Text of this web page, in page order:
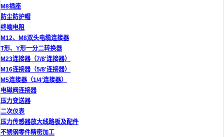
M8插座
防尘防护帽
终端电阻
M12、M8双头电缆连接器
T形、Y形一分二转换器
M23连接器（7/8'连接器）
M16连接器（5/8'连接器）
M5连接器（1/4'连接器）
电磁阀连接器
压力变送器
二次仪表
压力传感器放大线路板及配件
不锈钢零件精密加工